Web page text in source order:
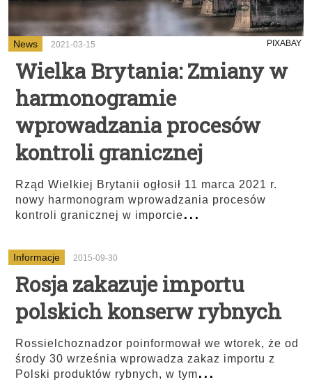
News 2021-03-15 PIXABAY
Wielka Brytania: Zmiany w
harmonogramie
wprowadzania procesów
kontroli granicznej
Rząd Wielkiej Brytanii ogłosił 11 marca 2021 r.
nowy harmonogram wprowadzania procesów
kontroli granicznej w imporcie...
Informacje 2015-09-30
Rosja zakazuje importu
polskich konserw rybnych
Rossielchoznadzor poinformował we wtorek, że od
środy 30 września wprowadza zakaz importu z
Polski produktów rybnych, w tym...